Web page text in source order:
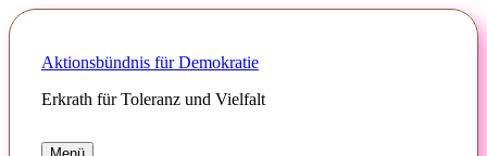
Zum
Inhalt
springenAktionsbündnis für Demokratie
Erkrath für Toleranz und Vielfalt